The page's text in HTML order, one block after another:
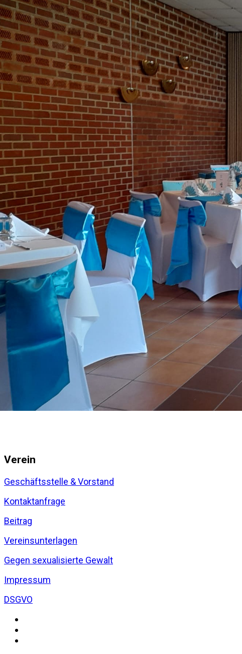
Verein
Geschäftsstelle & Vorstand
Kontaktanfrage
Beitrag
Vereinsunterlagen
Gegen sexualisierte Gewalt
Impressum
DSGVO